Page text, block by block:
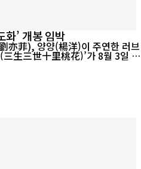
화’ 개봉 임박
亦菲), 양양(楊洋)이 주연한 러브
三生三世十里桃花)’가 8월 3일 오
삼생삼세 십리도
로 칭치우(青丘)의 여제인 바이
)와의 과거와 현재와 미래 삼세
넘은 세상에 둘도 없는 사랑을